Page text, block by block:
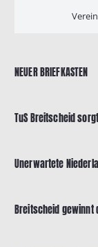
Verein
NEUER BRIEFKASTEN
TuS Breitscheid
Unerwartete
Breitscheid gewinnt